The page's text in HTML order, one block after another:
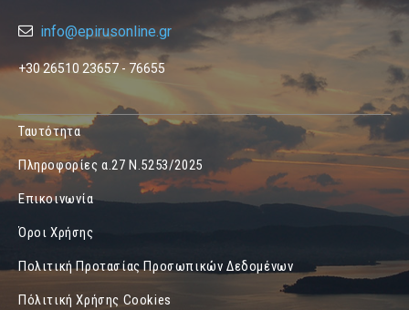
info@epirusonline.gr
+30 26510 23657 - 76655
Ταυτότητα
Πληροφορίες α.27 Ν.5253/2025
Επικοινωνία
Όροι Χρήσης
Πολιτική Προτασίας Προσωπικών Δεδομένων
Πόλιτική Χρήσης Cookies